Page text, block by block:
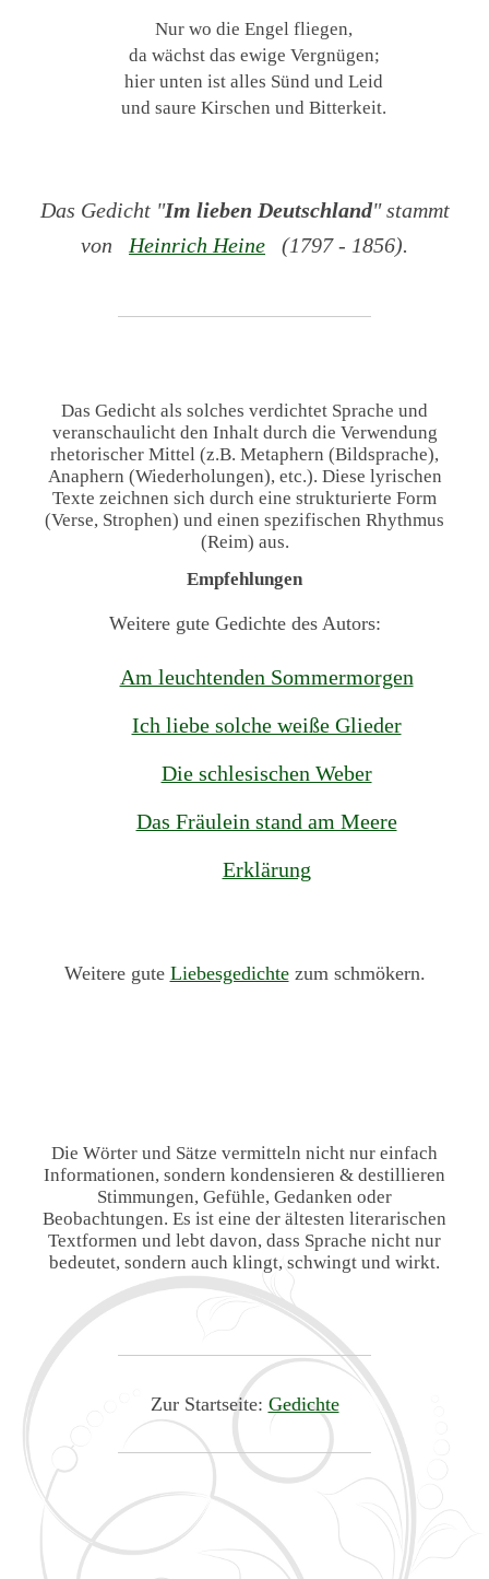
Nur wo die Engel fliegen,
da wächst das ewige Vergnügen;
hier unten ist alles Sünd und Leid
und saure Kirschen und Bitterkeit.
Das Gedicht "Im lieben Deutschland" stammt
von
Heinrich Heine (1797 - 1856).
Das Gedicht als solches verdichtet Sprache und
veranschaulicht den Inhalt durch die Verwendung
rhetorischer Mittel (z.B. Metaphern (Bildsprache),
Anaphern (Wiederholungen), etc.). Diese lyrischen
Texte zeichnen sich durch eine strukturierte Form
(Verse, Strophen) und einen spezifischen Rhythmus
(Reim) aus.
Empfehlungen
Weitere gute Gedichte des Autors:
Am leuchtenden Sommermorgen
Ich liebe solche weiße Glieder
Die schlesischen Weber
Das Fräulein stand am Meere
Erklärung
Weitere gute Liebesgedichtezum schmökern.
Die Wörter und Sätze vermitteln nicht nur einfach
Informationen, sondern kondensieren & destillieren
Stimmungen, Gefühle, Gedanken oder
Beobachtungen. Es ist eine der ältesten literarischen
Textformen und lebt davon, dass Sprache nicht nur
bedeutet, sondern auch klingt, schwingt und wirkt.
Zur Startseite: Gedichte